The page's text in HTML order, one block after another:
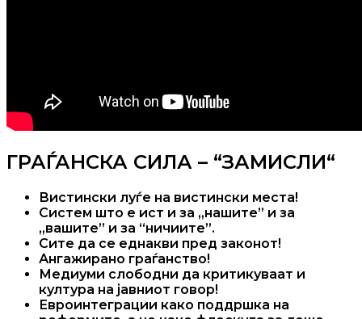
ГРАЃАНСКА СИЛА – “ЗАМИСЛИ“
Вистински луѓе на вистински места!
Систем што е ист и за „нашите” и за
„вашите” и за “ничиите”.
Сите да се еднакви пред законот!
Ангажирано граѓанство!
Медиуми слободни да критикуваат и
култура на јавниот говор!
Евроинтеграции како поддршка на